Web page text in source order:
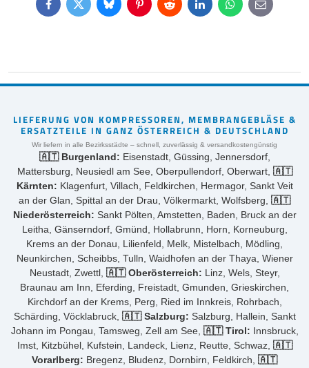
FacebookTwitterBlueskyPinterestReddit LinkedInWhatsApp
E-
mail
LIEFERUNG VON KOMPRESSOREN, MEMBRANGEBLÄSE &
ERSATZTEILE IN GANZ ÖSTERREICH & DEUTSCHLAND
Wir liefern in alle Bezirksstädte – schnell, zuverlässig & versandkostengünstig
🇦🇹 Burgenland: Eisenstadt, Güssing, Jennersdorf,
Mattersburg, Neusiedl am See, Oberpullendorf, Oberwart, 🇦🇹
Kärnten: Klagenfurt, Villach, Feldkirchen, Hermagor, Sankt Veit
an der Glan, Spittal an der Drau, Völkermarkt, Wolfsberg, 🇦🇹
Niederösterreich: Sankt Pölten, Amstetten, Baden, Bruck an der
Leitha, Gänserndorf, Gmünd, Hollabrunn, Horn, Korneuburg,
Krems an der Donau, Lilienfeld, Melk, Mistelbach, Mödling,
Neunkirchen, Scheibbs, Tulln, Waidhofen an der Thaya, Wiener
Neustadt, Zwettl, 🇦🇹 Oberösterreich: Linz, Wels, Steyr,
Braunau am Inn, Eferding, Freistadt, Gmunden, Grieskirchen,
Kirchdorf an der Krems, Perg, Ried im Innkreis, Rohrbach,
Schärding, Vöcklabruck, 🇦🇹 Salzburg: Salzburg, Hallein, Sankt
Johann im Pongau, Tamsweg, Zell am See, 🇦🇹 Tirol: Innsbruck,
Imst, Kitzbühel, Kufstein, Landeck, Lienz, Reutte, Schwaz, 🇦🇹
Vorarlberg: Bregenz, Bludenz, Dornbirn, Feldkirch, 🇦🇹